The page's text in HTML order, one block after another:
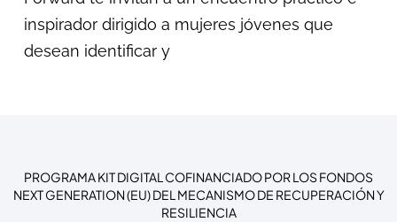
inspirador dirigido a mujeres jóvenes que
desean identificar y
PROGRAMA KIT DIGITAL COFINANCIADO POR LOS FONDOS
NEXT GENERATION (EU) DEL MECANISMO DE RECUPERACIÓN Y
RESILIENCIA